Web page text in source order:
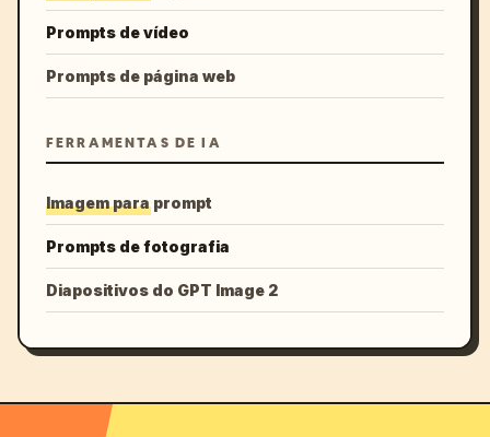
Prompts de vídeo
Prompts de página web
FERRAMENTAS DE IA
Imagem para prompt
Prompts de fotografia
Diapositivos do GPT Image 2